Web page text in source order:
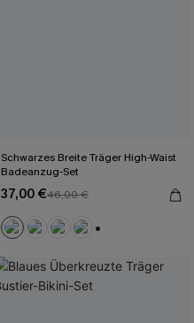
Schwarzes Breite Träger High-Waist
Badeanzug-Set
37,00 €46,00 €